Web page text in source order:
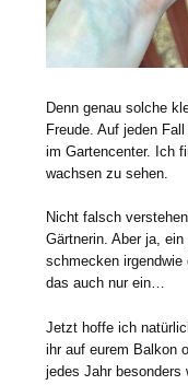
Denn genau solche
Freude. Auf jeden
im Gartencenter. Ich
wachsen zu sehen.
Nicht falsch
Gärtnerin. Aber ja,
schmecken
das auch nur ein…
Jetzt hoffe ich
ihr auf eurem Balkon
jedes Jahr besonders